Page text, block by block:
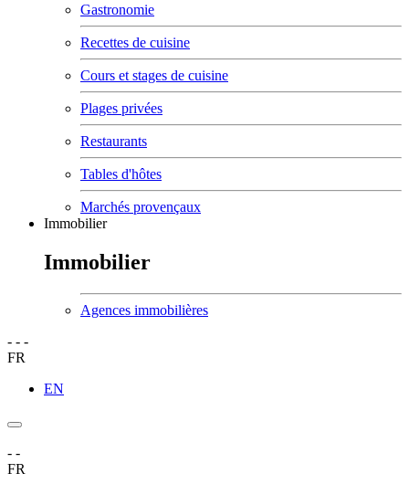
Gastronomie
Recettes de cuisine
Cours et stages de cuisine
Plages privées
Restaurants
Tables d'hôtes
Marchés provençaux
Immobilier
Immobilier
Agences immobilières
- - -
FR
EN
- -
FR